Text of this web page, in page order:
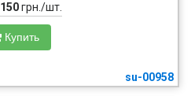
150грн./шт.
Купить
su-00958